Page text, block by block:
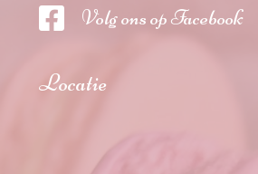
 Volg ons op Facebook
Locatie